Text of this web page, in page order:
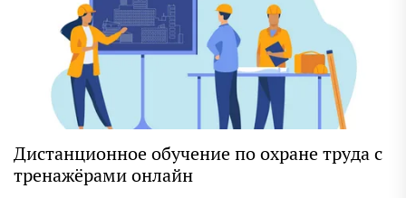
Дистанционное обучение по охране труда с
тренажёрами онлайн